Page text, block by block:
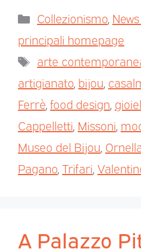
Collezionismo,
principali homepage
arte
artigianato, bijou,
Ferrè,food design,
Cappelletti, Missoni,
Museo del Bijou,
Pagano,Trifari,
A Palazzo